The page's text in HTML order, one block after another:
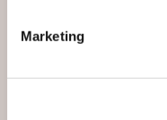
Marketing
21 JOURS 100 TOI
Autobiographie